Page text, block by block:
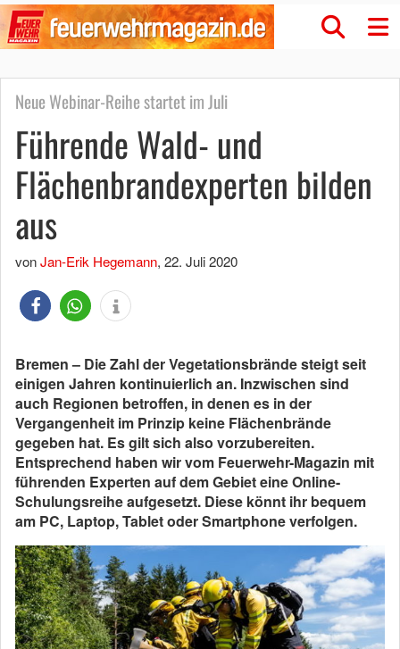
Neue Webinar-Reihe startet im Juli
Führende Wald- und
Flächenbrandexperten bilden
aus
vonJan-Erik Hegemann, 22. Juli 2020
Bremen – Die Zahl der Vegetationsbrände steigt seit
einigen Jahren kontinuierlich an. Inzwischen sind
auch Regionen betroffen, in denen es in der
Vergangenheit im Prinzip keine Flächenbrände
gegeben hat. Es gilt sich also vorzubereiten.
Entsprechend haben wir vom Feuerwehr-Magazin mit
führenden Experten auf dem Gebiet eine Online-
Schulungsreihe aufgesetzt. Diese könnt ihr bequem
am PC, Laptop, Tablet oder Smartphone verfolgen.